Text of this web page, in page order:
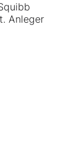
Anleger